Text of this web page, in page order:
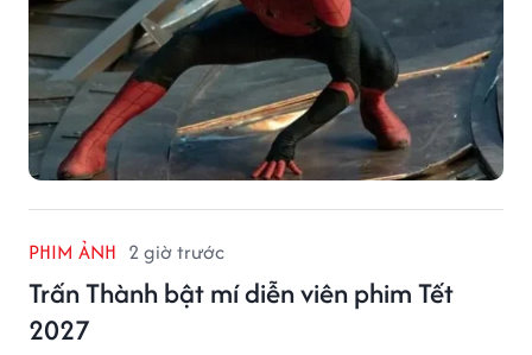
PHIM ẢNH 2 giờ trước
Trấn Thành bật mí diễn viên phim Tết
2027